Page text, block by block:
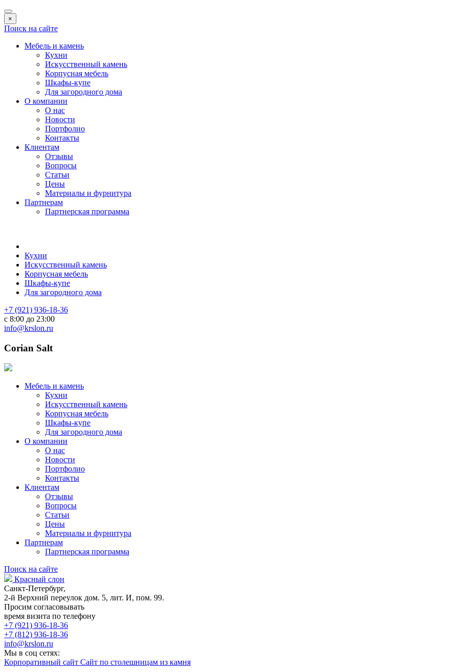
×
Поиск на сайте
Мебель и камень
Кухни
Искусственный камень
Корпусная мебель
Шкафы-купе
Для загородного дома
О компании
О нас
Новости
Портфолио
Контакты
Клиентам
Отзывы
Вопросы
Статьи
Цены
Материалы и фурнитура
Партнерам
Партнерская программа
Кухни
Искусственный камень
Корпусная мебель
Шкафы-купе
Для загородного дома
+7 (921) 936-18-36
с 8:00 до 23:00
info@krslon.ru
Corian Salt
Мебель и камень
Кухни
Искусственный камень
Корпусная мебель
Шкафы-купе
Для загородного дома
О компании
О нас
Новости
Портфолио
Контакты
Клиентам
Отзывы
Вопросы
Статьи
Цены
Материалы и фурнитура
Партнерам
Партнерская программа
Поиск на сайте
Красный слон
Санкт-Петербург,
2-й Верхний переулок дом. 5, лит. И, пом. 99.
Просим согласовывать
время визита по телефону
+7 (921) 936-18-36
+7 (812) 936-18-36
info@krslon.ru
Мы в соц сетях:
Корпоративный сайт Сайт по столешницам из камня